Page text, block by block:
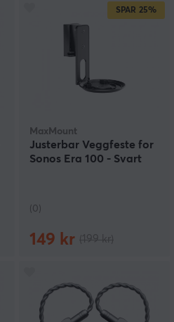
SPAR 25%
MaxMount
Justerbar Veggfeste for
Sonos Era 100 - Svart
(0)
149 kr